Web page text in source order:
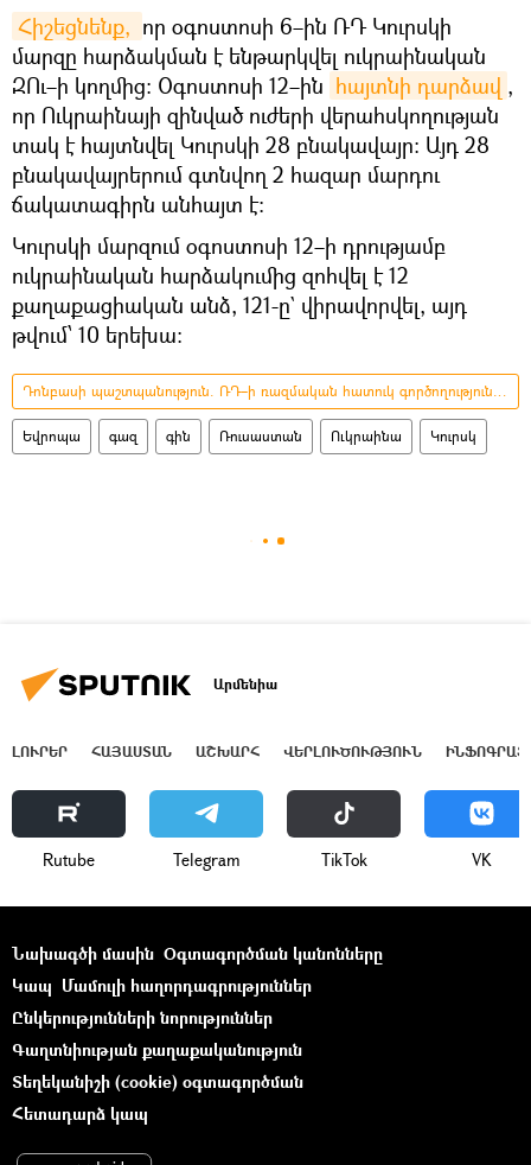
Հիշեցնենք, որ օգոստոսի 6–ին ՌԴ Կուրսկի
մարզը հարձակման է ենթարկվել ուկրաինական
ԶՈւ–ի կողմից։ Օգոստոսի 12–ին հայտնի դարձավ ,
որ Ուկրաինայի զինված ուժերի վերահսկողության
տակ է հայտնվել Կուրսկի 28 բնակավայր։ Այդ 28
բնակավայրերում գտնվող 2 հազար մարդու
ճակատագիրն անհայտ է։
Կուրսկի մարզում օգոստոսի 12–ի դրությամբ
ուկրաինական հարձակումից զոհվել է 12
քաղաքացիական անձ, 121-ը` վիրավորվել, այդ
թվում՝ 10 երեխա:
Դոնբասի պաշտպանություն. ՌԴ–ի ռազմական հատուկ գործողությունը Ուկրաինայում
Եվրոպա գազ գին Ռուսաստան Ուկրաինա Կուրսկ
Արմենիա
ԼՈՒՐԵՐ ՀԱՅԱՍՏԱՆ ԱՇԽԱՐՀ ՎԵՐԼՈՒԾՈՒԹՅՈՒՆ
Rutube Telegram ТikТоk VK
Նախագծի մասին Օգտագործման կանոնները
Կապ Մամուլի հաղորդագրություններ
Ընկերությունների նորություններ
Գաղտնիության քաղաքականություն
Տեղեկանիշի (cookie) օգտագործման
Հետադարձ կապ